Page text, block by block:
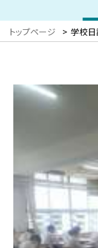
トップページ > 学校